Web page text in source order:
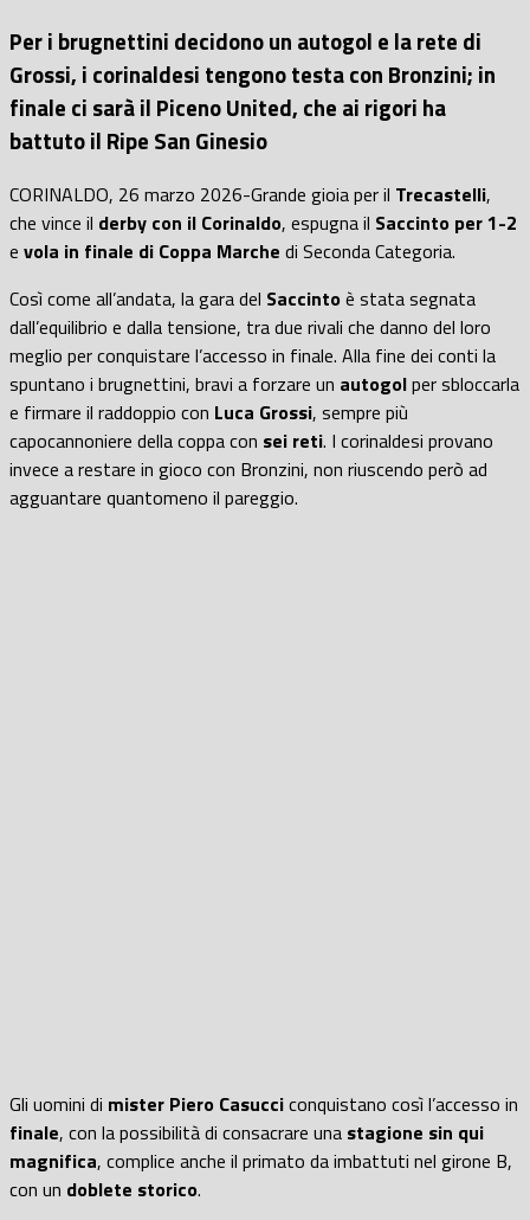
Per i brugnettini decidono un autogol e la rete di
Grossi, i corinaldesi tengono testa con Bronzini; in
finale ci sarà il Piceno United, che ai rigori ha
battuto il Ripe San Ginesio
CORINALDO, 26 marzo 2026-Grande gioia per il Trecastelli,
che vince il derby con il Corinaldo, espugna il Saccinto per 1-2
e vola in finale di Coppa Marche di Seconda Categoria.
Così come all’andata, la gara del Saccintoè stata segnata
dall’equilibrio e dalla tensione, tra due rivali che danno del loro
meglio per conquistare l’accesso in finale. Alla fine dei conti la
spuntano i brugnettini, bravi a forzare un autogolper sbloccarla
e firmare il raddoppio con Luca Grossi, sempre più
capocannoniere della coppa con sei reti. I corinaldesi provano
invece a restare in gioco con Bronzini, non riuscendo però ad
agguantare quantomeno il pareggio.
Gli uomini di mister Piero Casucciconquistano così l’accesso in
finale, con la possibilità di consacrare una stagione sin qui
magnifica, complice anche il primato da imbattuti nel girone B,
con un doblete storico.